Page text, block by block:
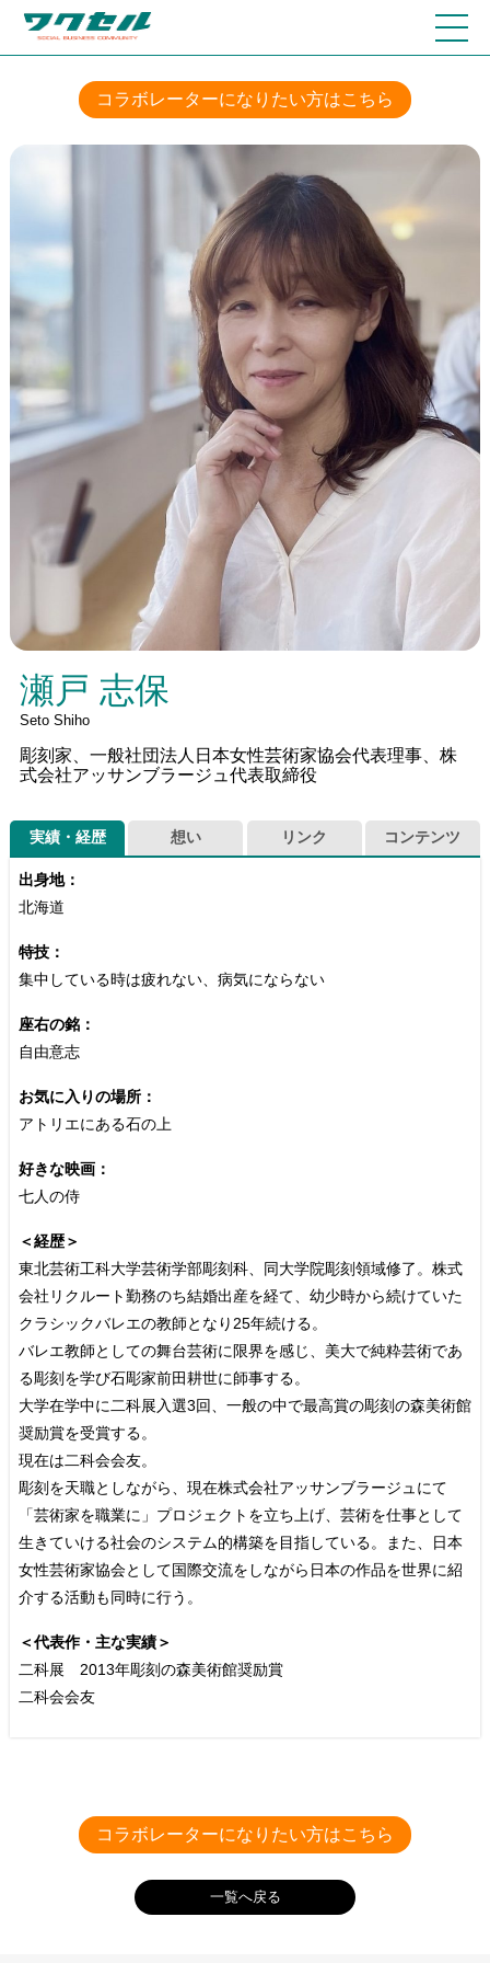
コラボレーターになりたい方はこちら
瀬戸 志保
Seto Shiho
彫刻家、一般社団法人日本女性芸術家協会代表理事、株
式会社アッサンブラージュ代表取締役
実績・経歴
出身地：
北海道
特技：
集中している時は疲れない、病気にならない
座右の銘：
自由意志
お気に入りの場所：
アトリエにある石の上
好きな映画：
七人の侍
＜経歴＞
東北芸術工科大学芸術学部彫刻科、同大学院彫刻領域修了。株式
会社リクルート勤務のち結婚出産を経て、幼少時から続けていた
クラシックバレエの教師となり25年続ける。
バレエ教師としての舞台芸術に限界を感じ、美大で純粋芸術であ
る彫刻を学び石彫家前田耕世に師事する。
大学在学中に二科展入選3回、一般の中で最高賞の彫刻の森美術館
奨励賞を受賞する。
現在は二科会会友。
彫刻を天職としながら、現在株式会社アッサンブラージュにて
「芸術家を職業に」プロジェクトを立ち上げ、芸術を仕事として
生きていける社会のシステム的構築を目指している。また、日本
女性芸術家協会として国際交流をしながら日本の作品を世界に紹
介する活動も同時に行う。
＜代表作・主な実績＞
二科展 2013年彫刻の森美術館奨励賞
二科会会友
想い
─ ワクセルの面白いところを教えてください。
─ こだわりの仕事アイテムを教えてください。
リンク
ボナシーボ | tjiexport.com
コンテンツ
コラボレーターになりたい方はこちら
一覧へ戻る